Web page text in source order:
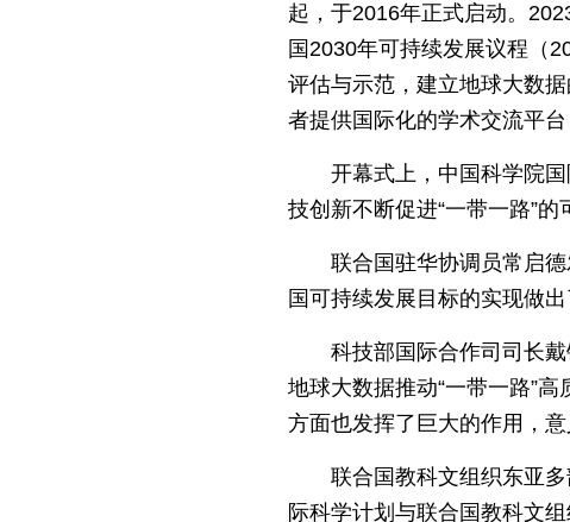
起，于2016年正式启动。
国2030年可持续发展议程（
评估与示范，建立地球大数
者提供国际化的学术交流平
开幕式上，中国科学院
技创新不断促进“一带一路”的
联合国驻华协调员常启
国可持续发展目标的实现做出
科技部国际合作司司长
地球大数据推动“一带一路”
方面也发挥了巨大的作用，意
联合国教科文组织东亚
际科学计划与联合国教科文